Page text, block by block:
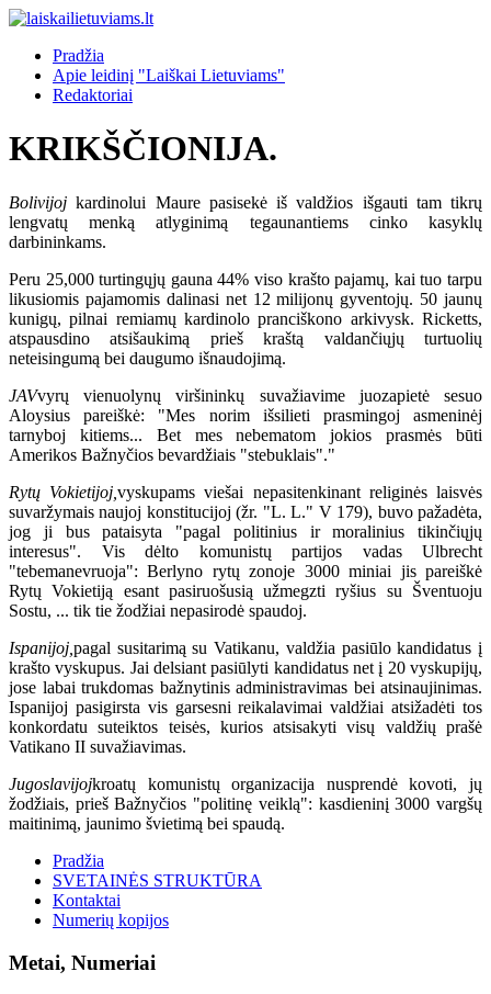
Pradžia
Apie leidinį "Laiškai Lietuviams"
Redaktoriai
KRIKŠČIONIJA.
Bolivijoj kardinolui Maure pasisekė iš valdžios išgauti tam tikrų
lengvatų menką atlyginimą tegaunantiems cinko kasyklų
darbininkams.
Peru 25,000 turtingųjų gauna 44% viso krašto pajamų, kai tuo tarpu
likusiomis pajamomis dalinasi net 12 milijonų gyventojų. 50 jaunų
kunigų, pilnai remiamų kardinolo pranciškono arkivysk. Ricketts,
atspausdino atsišaukimą prieš kraštą valdančiųjų turtuolių
neteisingumą bei daugumo išnaudojimą.
JAVvyrų vienuolynų viršininkų suvažiavime juozapietė sesuo
Aloysius pareiškė: "Mes norim išsilieti prasmingoj asmeninėj
tarnyboj kitiems... Bet mes nebematom jokios prasmės būti
Amerikos Bažnyčios bevardžiais "stebuklais"."
Rytų Vokietijoj,vyskupams viešai nepasitenkinant religinės laisvės
suvaržymais naujoj konstitucijoj (žr. "L. L." V 179), buvo pažadėta,
jog ji bus pataisyta "pagal politinius ir moralinius tikinčiųjų
interesus". Vis dėlto komunistų partijos vadas Ulbrecht
"tebemanevruoja": Berlyno rytų zonoje 3000 miniai jis pareiškė
Rytų Vokietiją esant pasiruošusią užmegzti ryšius su Šventuoju
Sostu, ... tik tie žodžiai nepasirodė spaudoj.
Ispanijoj, pagal susitarimą su Vatikanu, valdžia pasiūlo kandidatus į
krašto vyskupus. Jai delsiant pasiūlyti kandidatus net į 20 vyskupijų,
jose labai trukdomas bažnytinis administravimas bei atsinaujinimas.
Ispanijoj pasigirsta vis garsesni reikalavimai valdžiai atsižadėti tos
konkordatu suteiktos teisės, kurios atsisakyti visų valdžių prašė
Vatikano II suvažiavimas.
Jugoslavijojkroatų komunistų organizacija nusprendė kovoti, jų
žodžiais, prieš Bažnyčios "politinę veiklą": kasdieninį 3000 vargšų
maitinimą, jaunimo švietimą bei spaudą.
Pradžia
SVETAINĖS STRUKTŪRA
Kontaktai
Numerių kopijos
Metai, Numeriai